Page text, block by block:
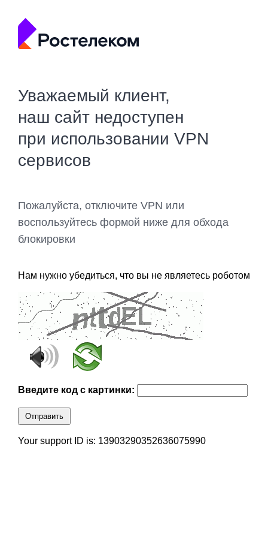
Уважаемый клиент,
наш сайт недоступен
при использовании VPN
сервисов
Пожалуйста, отключите VPN или
воспользуйтесь формой ниже для обхода
блокировки
Нам нужно убедиться, что вы не являетесь роботом
Введите код с картинки:
Отправить
Your support ID is: 13903290352636075990